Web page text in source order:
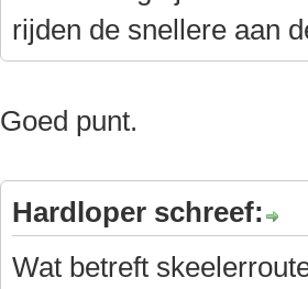
rijden de snellere aan
Goed punt.
Hardloper schreef:
Wat betreft